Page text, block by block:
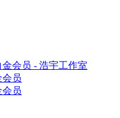
会员
会员